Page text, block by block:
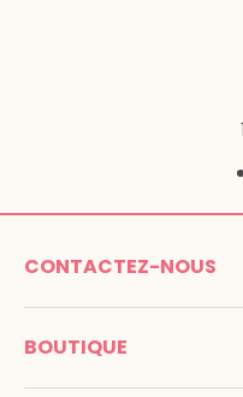
14
CONTACTEZ-NOUS
MONTESSORI SPIRIT
Promenade Jean Dalba
BOUTIQUE